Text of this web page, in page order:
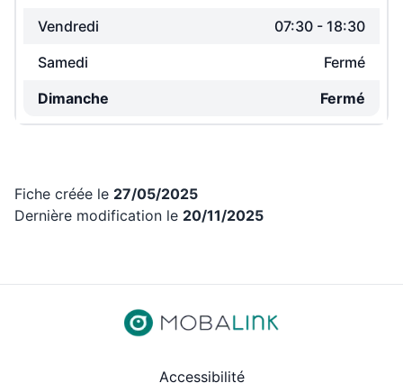
Vendredi
07:30 - 18:30
Samedi
Fermé
Dimanche
Fermé
Fiche créée le 27/05/2025
Dernière modification le 20/11/2025
Accessibilité